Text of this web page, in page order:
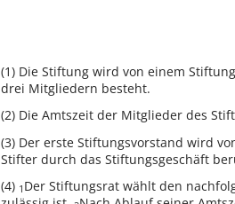
(1) Die Stiftung wird von einem
drei Mitgliedern besteht.
(2) Die Amtszeit der Mitglieder des
(3) Der erste Stiftungsvorstand wird
Stifter durch das Stiftungsgeschäft
(4) 1 Der Stiftungsrat wählt den